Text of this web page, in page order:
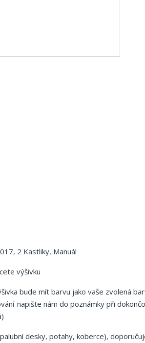
2 Kastliky, Manuál
výšivku
bude mít barvu jako vaše zvolená
napište nám do poznámky při
desky, potahy, koberce),